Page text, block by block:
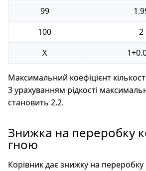
99
100
2
X
Максимальний коефіцієнт
З урахуванням рідкості
становить 2.2.
Знижка на переробку
гною
Корівник дає знижку на